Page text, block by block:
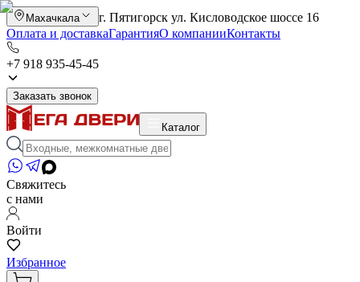
Махачкала
г. Пятигорск ул. Кисловодское шоссе 16
Оплата и доставкаГарантияО компанииКонтакты
+7 918 935-45-45
Заказать звонок
Каталог
Свяжитесь
с нами
Войти
Избранное